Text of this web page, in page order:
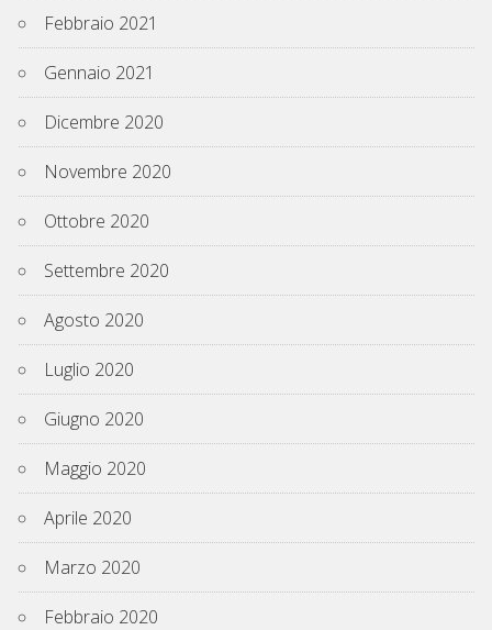
Febbraio 2021
Gennaio 2021
Dicembre 2020
Novembre 2020
Ottobre 2020
Settembre 2020
Agosto 2020
Luglio 2020
Giugno 2020
Maggio 2020
Aprile 2020
Marzo 2020
Febbraio 2020